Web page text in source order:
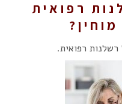
רפואית
רשלנות רפואית.